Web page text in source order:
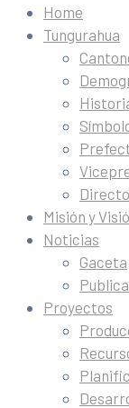
Home
Tungurahua
Misión y
Noticias
Gaceta
Proyectos